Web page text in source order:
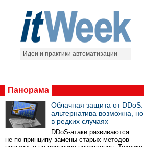
Идеи и практики автоматизации
Панорама
Облачная защита от DDoS:
альтернатива возможна, но
в редких случаях
DDoS-атаки развиваются
не по принципу замены старых методов